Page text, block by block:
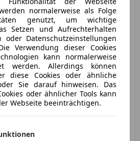
€ 53 990
normalerweise als Folge
genutzt, um wichtige
Setzen und Aufrechterhalten
oder Datenschutzeinstellungen
Verwendung dieser Cookies
kann normalerweise
werden. Allerdings können
diese Cookies oder ähnliche
Sie darauf hinweisen. Das
oder ähnlicher Tools kann
Webseite beeinträchtigen.